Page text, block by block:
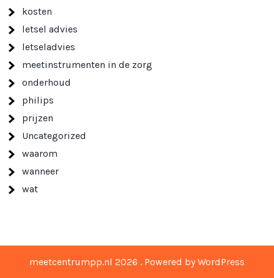
kosten
letsel advies
letseladvies
meetinstrumenten in de zorg
onderhoud
philips
prijzen
Uncategorized
waarom
wanneer
wat
meetcentrumpp.nl 2026 . Powered by WordPress